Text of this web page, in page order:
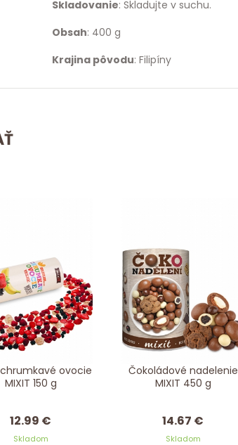
Skladovanie: Skladujte v suchu.
Obsah: 400 g
Krajina pôvodu: Filipíny
ovocie
MIXIT 150 g
12.99 €
Skladom
Čokoládové nadelenie
MIXIT 450 g
14.67 €
Skladom